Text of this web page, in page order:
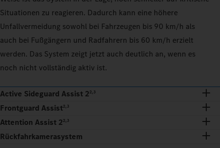
Situationen zu reagieren. Dadurch kann eine höhere
Unfallvermeidung sowohl bei Fahrzeugen bis 90 km/h als
auch bei Fußgängern und Radfahrern bis 60 km/h erzielt
werden. Das System zeigt jetzt auch deutlich an, wenn es
noch nicht vollständig aktiv ist.
Active Sideguard Assist 22,3
Frontguard Assist2,3
Attention Assist 22,3
Rückfahrkamerasystem